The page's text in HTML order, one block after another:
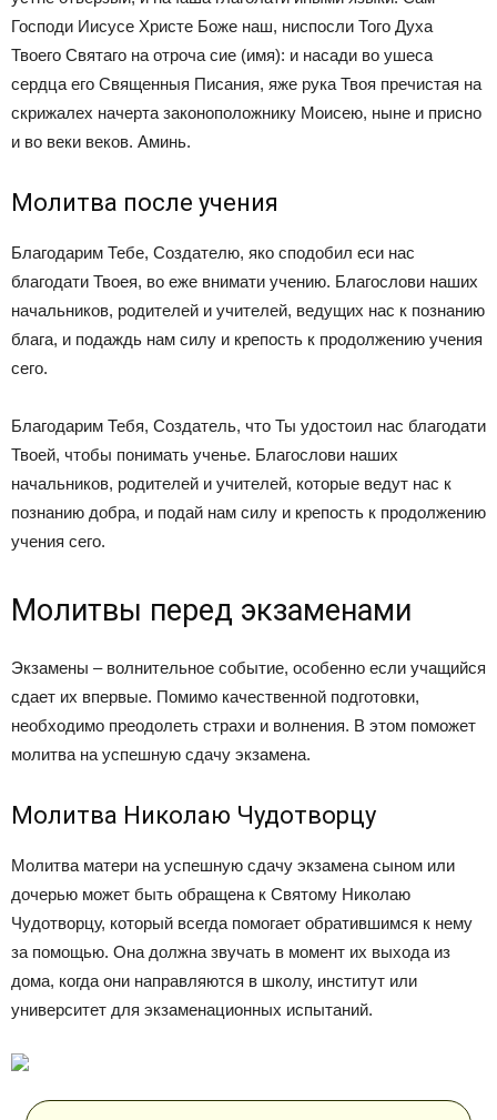
Господи Иисусе Христе Боже наш, ниспосли Того Духа
Твоего Святаго на отроча сие (имя): и насади во ушеса
сердца его Священныя Писания, яже рука Твоя пречистая на
скрижалех начерта законоположнику Моисею, ныне и присно
и во веки веков. Аминь.
Молитва после учения
Благодарим Тебе, Создателю, яко сподобил еси нас
благодати Твоея, во еже внимати учению. Благослови наших
начальников, родителей и учителей, ведущих нас к познанию
блага, и подаждь нам силу и крепость к продолжению учения
сего.
Благодарим Тебя, Создатель, что Ты удостоил нас благодати
Твоей, чтобы понимать ученье. Благослови наших
начальников, родителей и учителей, которые ведут нас к
познанию добра, и подай нам силу и крепость к продолжению
учения сего.
Молитвы перед экзаменами
Экзамены – волнительное событие, особенно если учащийся
сдает их впервые. Помимо качественной подготовки,
необходимо преодолеть страхи и волнения. В этом поможет
молитва на успешную сдачу экзамена.
Молитва Николаю Чудотворцу
Молитва матери на успешную сдачу экзамена сыном или
дочерью может быть обращена к Святому Николаю
Чудотворцу, который всегда помогает обратившимся к нему
за помощью. Она должна звучать в момент их выхода из
дома, когда они направляются в школу, институт или
университет для экзаменационных испытаний.